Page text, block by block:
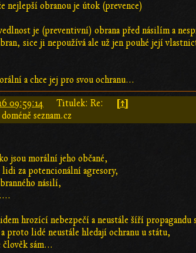
nejlepší obranou je útok (prevence)
je (preventivní) obrana před násilím a
sice ji nepoužívá ale už jen pouhé její
a chce jej pro svou ochranu...
09:59:14 Titulek: Re: [↑]
seznam.cz
jsou morální jeho občané,
lidi za potencionální agresory,
násilí,
hrozící nebezpečí a neustále šíří propagandu
proto lidé neustále hledají ochranu u státu,
sám...